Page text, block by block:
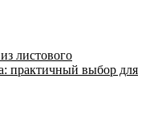
листового
практичный выбор для